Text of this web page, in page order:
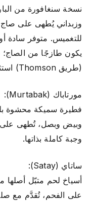
نسخة سنغافورة من
وزبداني يُطهى على
للتغميس. متوفر سادة
(طريق Thomson) استثنائية.
مورتاباك (Murtabak):
فطيرة سميكة محشوة
وبيض وبصل، تُطهى على
وجبة كاملة بذاتها.
ساتاي (Satay):
أسياخ لحم متبّل أصلها
على الفحم، تُقدَّم مع